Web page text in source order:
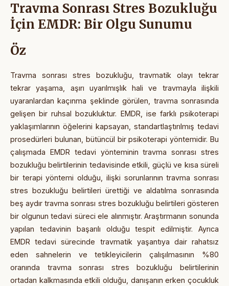
Travma Sonrası Stres Bozukluğu
İçin EMDR: Bir Olgu Sunumu
Öz
Travma sonrası stres bozukluğu, travmatik olayı tekrar
tekrar yaşama, aşırı uyarılmışlık hali ve travmayla ilişkili
uyaranlardan kaçınma şeklinde görülen, travma sonrasında
gelişen bir ruhsal bozukluktur. EMDR, ise farklı psikoterapi
yaklaşımlarının öğelerini kapsayan, standartlaştırılmış tedavi
prosedürleri bulunan, bütüncül bir psikoterapi yöntemidir. Bu
çalışmada EMDR tedavi yönteminin travma sonrası stres
bozukluğu belirtilerinin tedavisinde etkili, güçlü ve kısa süreli
bir terapi yöntemi olduğu, ilişki sorunlarının travma sonrası
stres bozukluğu belirtileri ürettiği ve aldatılma sonrasında
beş aydır travma sonrası stres bozukluğu belirtileri gösteren
bir olgunun tedavi süreci ele alınmıştır. Araştırmanın sonunda
yapılan tedavinin başarılı olduğu tespit edilmiştir. Ayrıca
EMDR tedavi sürecinde travmatik yaşantıya dair rahatsız
eden sahnelerin ve tetikleyicilerin çalışılmasının %80
oranında travma sonrası stres bozukluğu belirtilerinin
ortadan kalkmasında etkili olduğu, danışanın erken çocukluk